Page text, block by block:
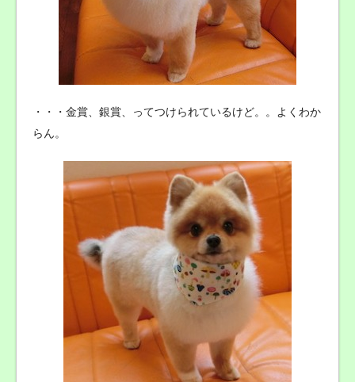
・・・金賞、銀賞、ってつけられているけど。。よくわか
らん。